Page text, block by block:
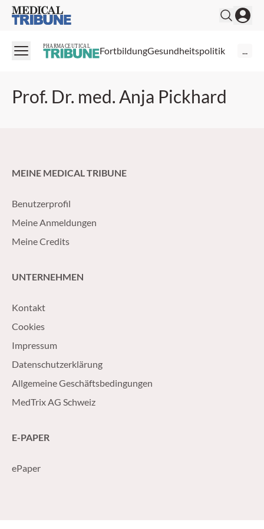
Medical Tribune
PHARMACEUTICAL FortbildungGesundheitspolitik ...
Prof. Dr. med. Anja Pickhard
MEINE MEDICAL TRIBUNE
Benutzerprofil
Meine Anmeldungen
Meine Credits
UNTERNEHMEN
Kontakt
Cookies
Impressum
Datenschutzerklärung
Allgemeine Geschäftsbedingungen
MedTrix AG Schweiz
E-PAPER
ePaper